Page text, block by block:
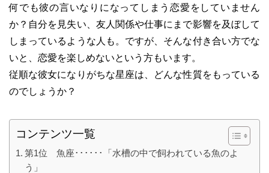
何でも彼の言いなりになってしまう恋愛をしていません
か？自分を見失い、友人関係や仕事にまで影響を及ぼして
しまっているような人も。ですが、そんな付き合い方でな
いと、恋愛を楽しめないという方もいます。
従順な彼女になりがちな星座は、どんな性質をもっている
のでしょうか？
コンテンツ一覧
第1位 魚座･･････「水槽の中で飼われている魚のよ
う」